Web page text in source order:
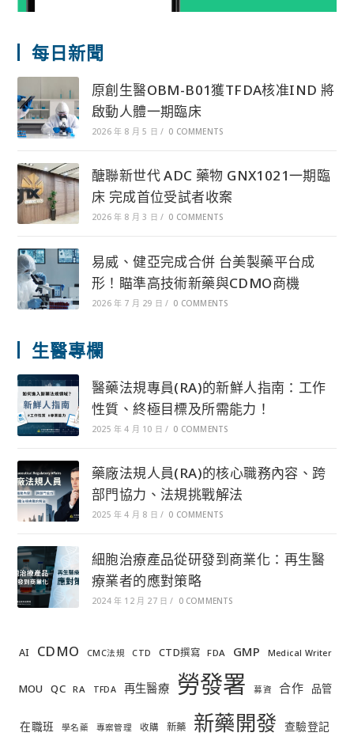
每日新聞
原創生醫OBM-B01獲TFDA核准IND 將
啟動人體一期臨床
2026 年 8 月 5 日 / 0 COMMENTS
醣聯新世代 ADC 藥物 GNX1021一期臨
床 完成首位受試者收案
2026 年 8 月 3 日 / 0 COMMENTS
易威、健亞完成合併 台美製藥平台成
形！瞄準高技術新藥與CDMO商機
2026 年 7 月 29 日 / 0 COMMENTS
生醫專欄
醫藥法規專員(RA)的新鮮人指南：工作
性質、終極目標及所需能力！
2025 年 4 月 10 日 / 0 COMMENTS
藥廠法規人員(RA)的核心職務內容、跨
部門協力、法規挑戰解法
2025 年 4 月 8 日 / 0 COMMENTS
細胞治療產品從研發到商業化：再生醫
療業者的應對策略
2024 年 12 月 27 日 / 0 COMMENTS
AI CDMO CMC法規 CTD CTD撰寫 FDA GMP Medical Writer
MOU QC RA TFDA 再生醫療 勞發署 募資 合作 品管
在職班 學名藥 專案管理 收購 新藥 新藥開發 查驗登記